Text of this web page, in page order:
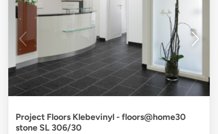
Project Floors Klebevinyl - floors@home30
stone SL 306/30